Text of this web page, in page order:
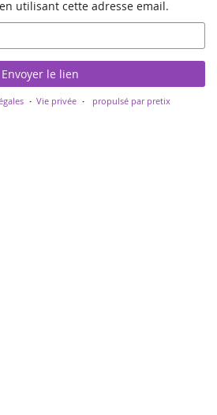
utilisant cette adresse email.
Envoyer le lien
Vie privée propulsé par pretix